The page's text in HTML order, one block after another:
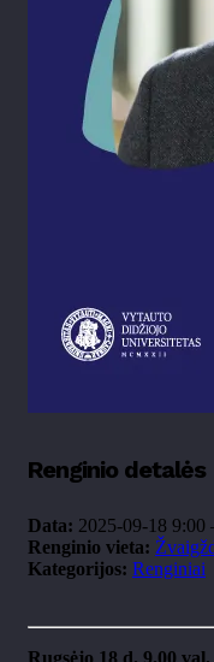
Renginio detalės
Data: 2025-09-18 9:00
Renginio vieta:
Kategorijos: Renginiai